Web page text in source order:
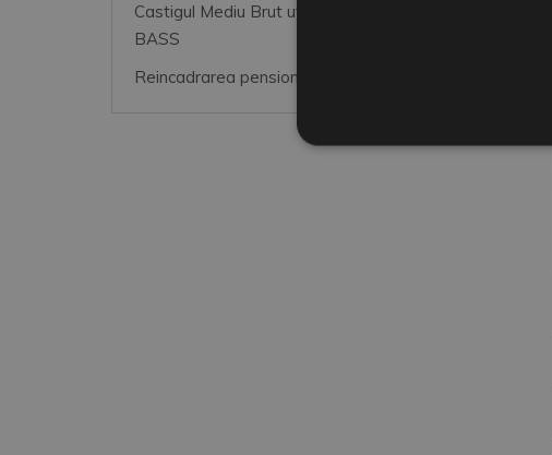
Castigul Mediu Brut utilizat la fundamentarea
BASS
Reincadrarea pensionarilor magistrati